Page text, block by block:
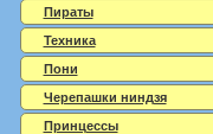
Пираты
Техника
Пони
Черепашки ниндзя
Принцессы